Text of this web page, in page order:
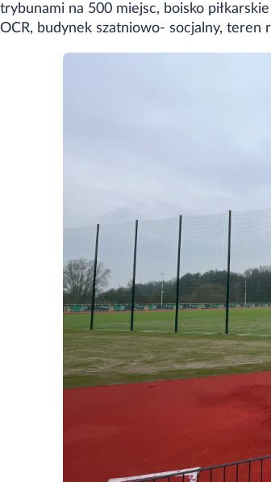
trybunami na 500 miejsc, boisko
OCR, budynek szatniowo- socjalny, teren